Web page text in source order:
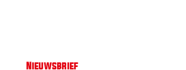
Nieuwsbrief